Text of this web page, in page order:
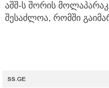
აშშ-ს შორის
შესაძლოა, რომში
SS.GE